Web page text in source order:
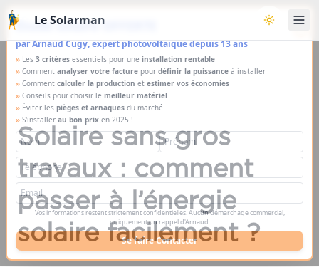
×
Étude solaire OFFERTE
par Arnaud Cugy, expert photovoltaïque depuis 13 ans
» Les 3 critères essentiels pour une installation rentable
» Comment analyser votre facture pour définir la puissance à installer
» Comment calculer la production et estimer vos économies
» Conseils pour choisir le meilleur matériel
» Éviter les pièges et arnaques du marché
» S'installer au bon prix en 2025 !
Vos informations restent strictement confidentielles. Aucun démarchage commercial,
uniquement un rappel d'Arnaud.
Se faire Contacter
Aller au contenu principal
Le Solarman Basculer
Solaire sans gros
travaux : comment
passer à l’énergie
solaire facilement ?